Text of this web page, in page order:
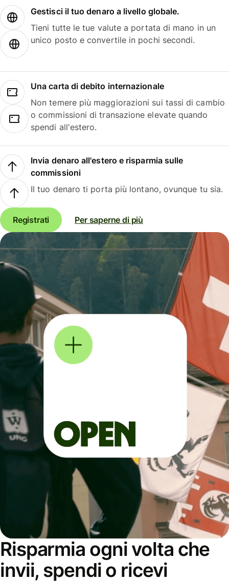
Gestisci il tuo denaro a livello globale.
Tieni tutte le tue valute a portata di mano in un
unico posto e convertile in pochi secondi.
Una carta di debito internazionale
Non temere più maggiorazioni sui tassi di cambio
o commissioni di transazione elevate quando
spendi all'estero.
Invia denaro all'estero e risparmia sulle
commissioni
Il tuo denaro ti porta più lontano, ovunque tu sia.
Registrati Per saperne di più
Risparmia ogni volta che
invii, spendi o ricevi